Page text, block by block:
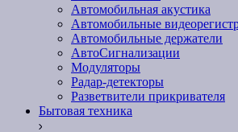
Автомобильная акустика
Автомобильные
Автомобильные держатели
АвтоСигнализации
Модуляторы
Радар-детекторы
Разветвители прикривателя
Бытовая техника